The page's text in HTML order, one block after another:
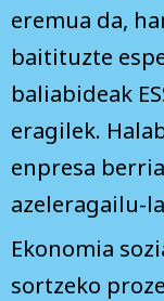
eremua da,
baitituzte
baliabideak
eragilek.
enpresa
azeleragailu-
Ekonomia
sortzeko